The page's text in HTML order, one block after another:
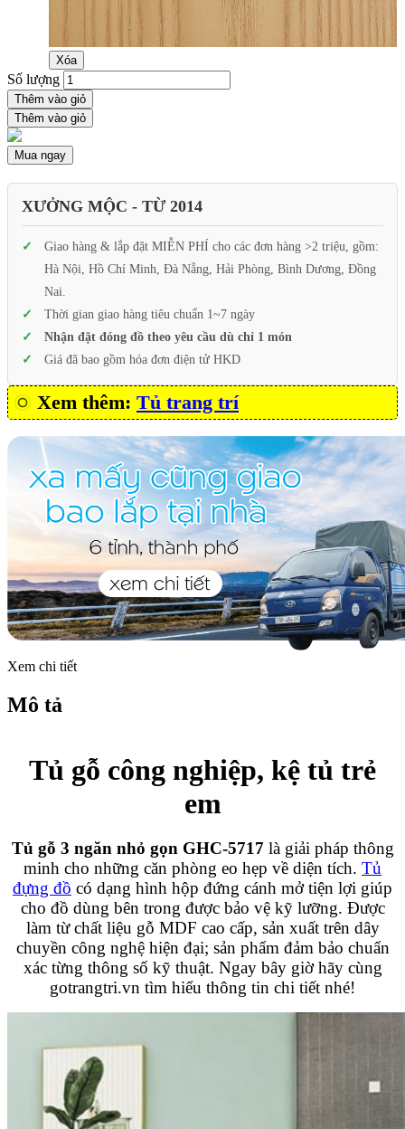
Xóa
Số lượng
Thêm vào giỏ
Thêm vào giỏ
Mua ngay
XƯỞNG MỘC - TỪ 2014
Giao hàng & lắp đặt MIỄN PHÍ cho các đơn hàng >2 triệu, gồm:
Hà Nội, Hồ Chí Minh, Đà Nẵng, Hải Phòng, Bình Dương, Đồng
Nai.
Thời gian giao hàng tiêu chuẩn 1~7 ngày
Nhận đặt đóng đồ theo yêu cầu dù chỉ 1 món
Giá đã bao gồm hóa đơn điện tử HKD
Xem thêm: Tủ trang trí
Xem chi tiết
Mô tả
Tủ gỗ công nghiệp, kệ tủ trẻ
em
Tủ gỗ 3 ngăn nhỏ gọn GHC-5717 là giải pháp thông
minh cho những căn phòng eo hẹp về diện tích. Tủ
đựng đồ có dạng hình hộp đứng cánh mở tiện lợi giúp
cho đồ dùng bên trong được bảo vệ kỹ lưỡng. Được
làm từ chất liệu gỗ MDF cao cấp, sản xuất trên dây
chuyền công nghệ hiện đại; sản phẩm đảm bảo chuẩn
xác từng thông số kỹ thuật. Ngay bây giờ hãy cùng
gotrangtri.vn tìm hiểu thông tin chi tiết nhé!